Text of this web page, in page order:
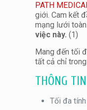
PATH
giới. Cam kết
mạng lưới
việc này. (1)
Mang đến tối
tất cả chỉ
THÔNG
Tối đa